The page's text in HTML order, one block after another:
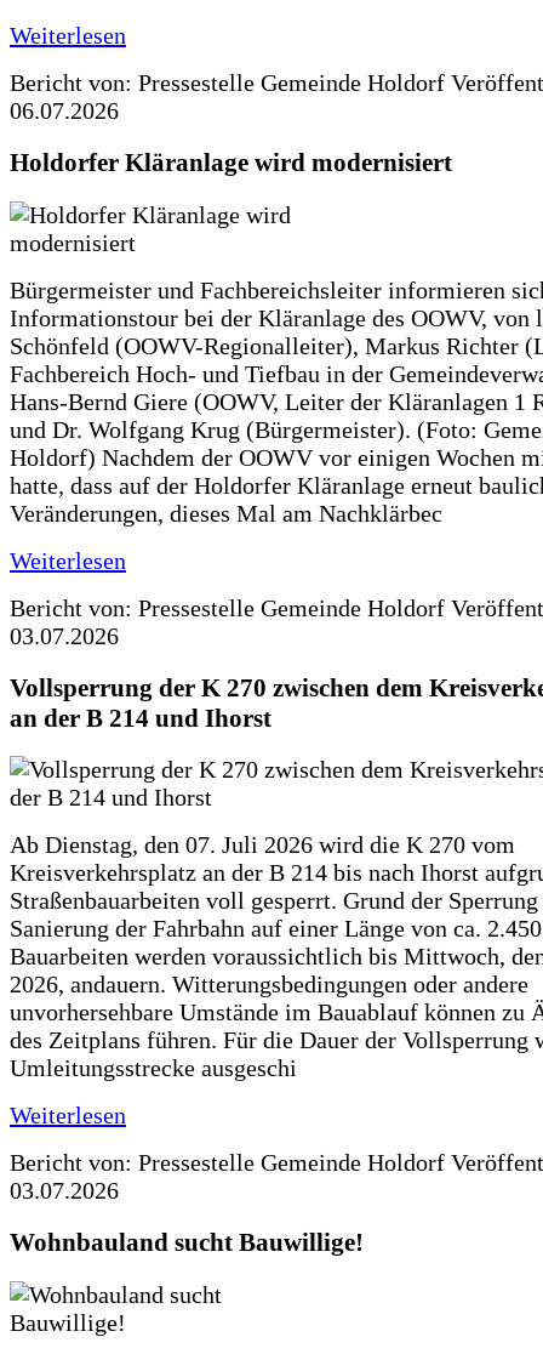
Weiterlesen
Bericht von: Pressestelle Gemeinde Holdorf
06.07.2026
Holdorfer Kläranlage wird modernisiert
Bürgermeister und Fachbereichsleiter informieren
Informationstour bei der Kläranlage des OOWV, von
Schönfeld (OOWV-Regionalleiter), Markus Richter
Fachbereich Hoch- und Tiefbau in der
Hans-Bernd Giere (OOWV, Leiter der Kläranlagen 1
und Dr. Wolfgang Krug (Bürgermeister). (Foto:
Holdorf) Nachdem der OOWV vor einigen Wochen
hatte, dass auf der Holdorfer Kläranlage erneut
Veränderungen, dieses Mal am Nachklärbec
Weiterlesen
Bericht von: Pressestelle Gemeinde Holdorf
03.07.2026
Vollsperrung der K 270 zwischen dem
an der B 214 und Ihorst
Ab Dienstag, den 07. Juli 2026 wird die K 270 vom
Kreisverkehrsplatz an der B 214 bis nach Ihorst
Straßenbauarbeiten voll gesperrt. Grund der
Sanierung der Fahrbahn auf einer Länge von ca.
Bauarbeiten werden voraussichtlich bis Mittwoch,
2026, andauern. Witterungsbedingungen oder andere
unvorhersehbare Umstände im Bauablauf können zu
des Zeitplans führen. Für die Dauer der Vollsperrung
Umleitungsstrecke ausgeschi
Weiterlesen
Bericht von: Pressestelle Gemeinde Holdorf
03.07.2026
Wohnbauland sucht Bauwillige!